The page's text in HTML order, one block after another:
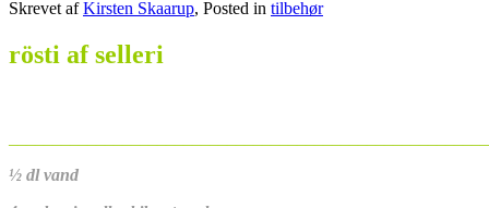
Skrevet afKirsten Skaarup, Posted in tilbehør
rösti af selleri
½ dl vand